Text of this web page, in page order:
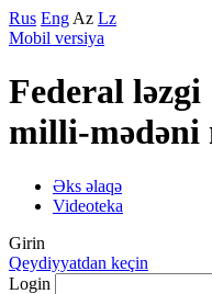
Rus Eng Az Lz
Mobil versiya
Federal lәzgi
milli-
Əks əlaqə
Videoteka
Girin
Qeydiyyatdan keçin
Login